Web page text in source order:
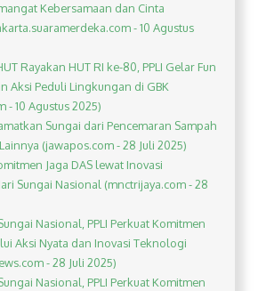
Kebersamaan dan Cinta
- 10 Agustus
Rayakan HUT RI ke-80, PPLI Gelar Fun
Aksi Peduli Lingkungan di GBK
- 10 Agustus 2025)
Sungai dari Pencemaran Sampah
(jawapos.com - 28 Juli 2025)
Jaga DAS lewat Inovasi
Sungai Nasional (mnctrijaya.com - 28
Nasional, PPLI Perkuat Komitmen
Aksi Nyata dan Inovasi Teknologi
- 28 Juli 2025)
Nasional, PPLI Perkuat Komitmen